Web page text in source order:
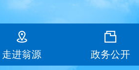
走进翁源 政务公开